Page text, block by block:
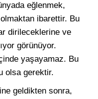
eğlenmek,
ibarettir. Bu
dirileceklerine ve
görünüyor.
yaşayamaz. Bu
olsa gerektir.
geldikten sonra,